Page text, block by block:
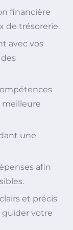
financière
de trésorerie.
avec vos
meilleure
une
afin
et précis
guider votre